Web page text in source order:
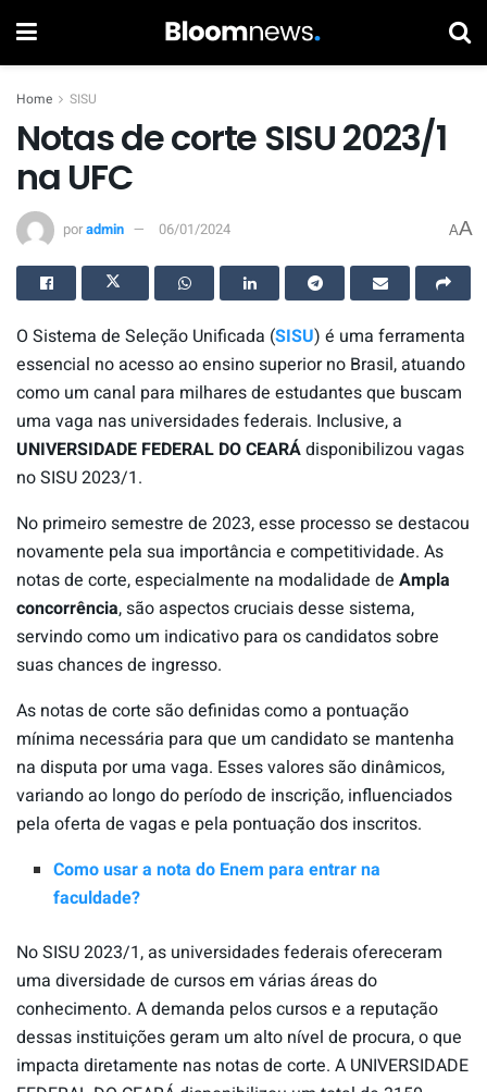
Home SISU
Notas de corte SISU 2023/1
na UFC
poradmin 06/01/2024 AA
O Sistema de Seleção Unificada (SISU) é uma ferramenta
essencial no acesso ao ensino superior no Brasil, atuando
como um canal para milhares de estudantes que buscam
uma vaga nas universidades federais. Inclusive, a
UNIVERSIDADE FEDERAL DO CEARÁdisponibilizou vagas
no SISU 2023/1.
No primeiro semestre de 2023, esse processo se destacou
novamente pela sua importância e competitividade. As
notas de corte, especialmente na modalidade de Ampla
concorrência, são aspectos cruciais desse sistema,
servindo como um indicativo para os candidatos sobre
suas chances de ingresso.
As notas de corte são definidas como a pontuação
mínima necessária para que um candidato se mantenha
na disputa por uma vaga. Esses valores são dinâmicos,
variando ao longo do período de inscrição, influenciados
pela oferta de vagas e pela pontuação dos inscritos.
Como usar a nota do Enem para entrar na
faculdade?
No SISU 2023/1, as universidades federais ofereceram
uma diversidade de cursos em várias áreas do
conhecimento. A demanda pelos cursos e a reputação
dessas instituições geram um alto nível de procura, o que
impacta diretamente nas notas de corte. A UNIVERSIDADE